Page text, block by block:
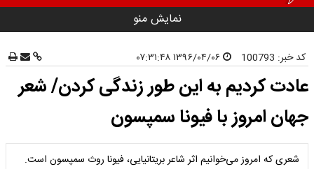
نمایش منو
کد خبر: 100793
عادت کردیم به این طور زندگی کردن/ شعر
جهان امروز با فیونا سمپسون
شعری که امروز می‌خوانیم اثر شاعر بریتانیایی، فیونا روث سمپسون است.